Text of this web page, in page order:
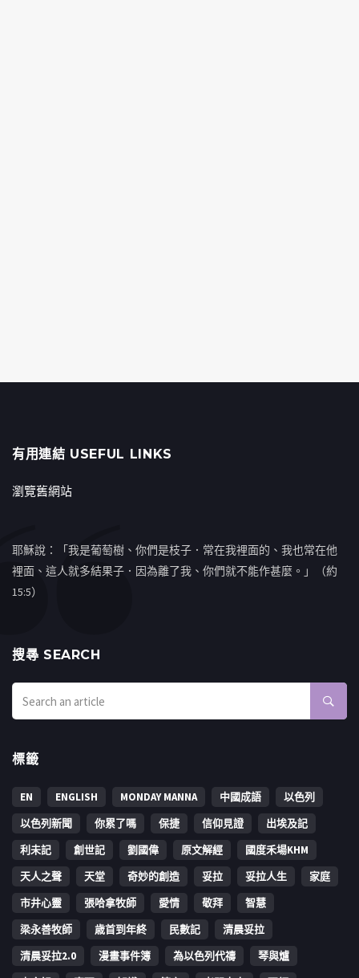
有用連結 USEFUL LINKS
瀏覽舊網站
耶穌說：「我是葡萄樹、你們是枝子．常在我裡面的、我也常在他
裡面、這人就多結果子．因為離了我、你們就不能作甚麼。」（約
15:5）
搜㝷 SEARCH
標籤
EN ENGLISH MONDAY MANNA 中國成語
以色列
以色列新聞
你累了嗎 保捷 信仰見證
出埃及記
利未記
創世記 劉國偉 原文解經
國度禾場KHM
天人之聲
天堂 奇妙的創造 妥拉 妥拉人生
家庭
市井心靈
張哈拿牧師 愛情 敬拜
智慧
梁永善牧師
歳首到年終 民數記
清晨妥拉
清晨妥拉2.0
漫畫事件簿 為以色列代禱
琴與爐